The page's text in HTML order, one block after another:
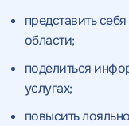
представить
области;
поделиться
услугах;
повысить